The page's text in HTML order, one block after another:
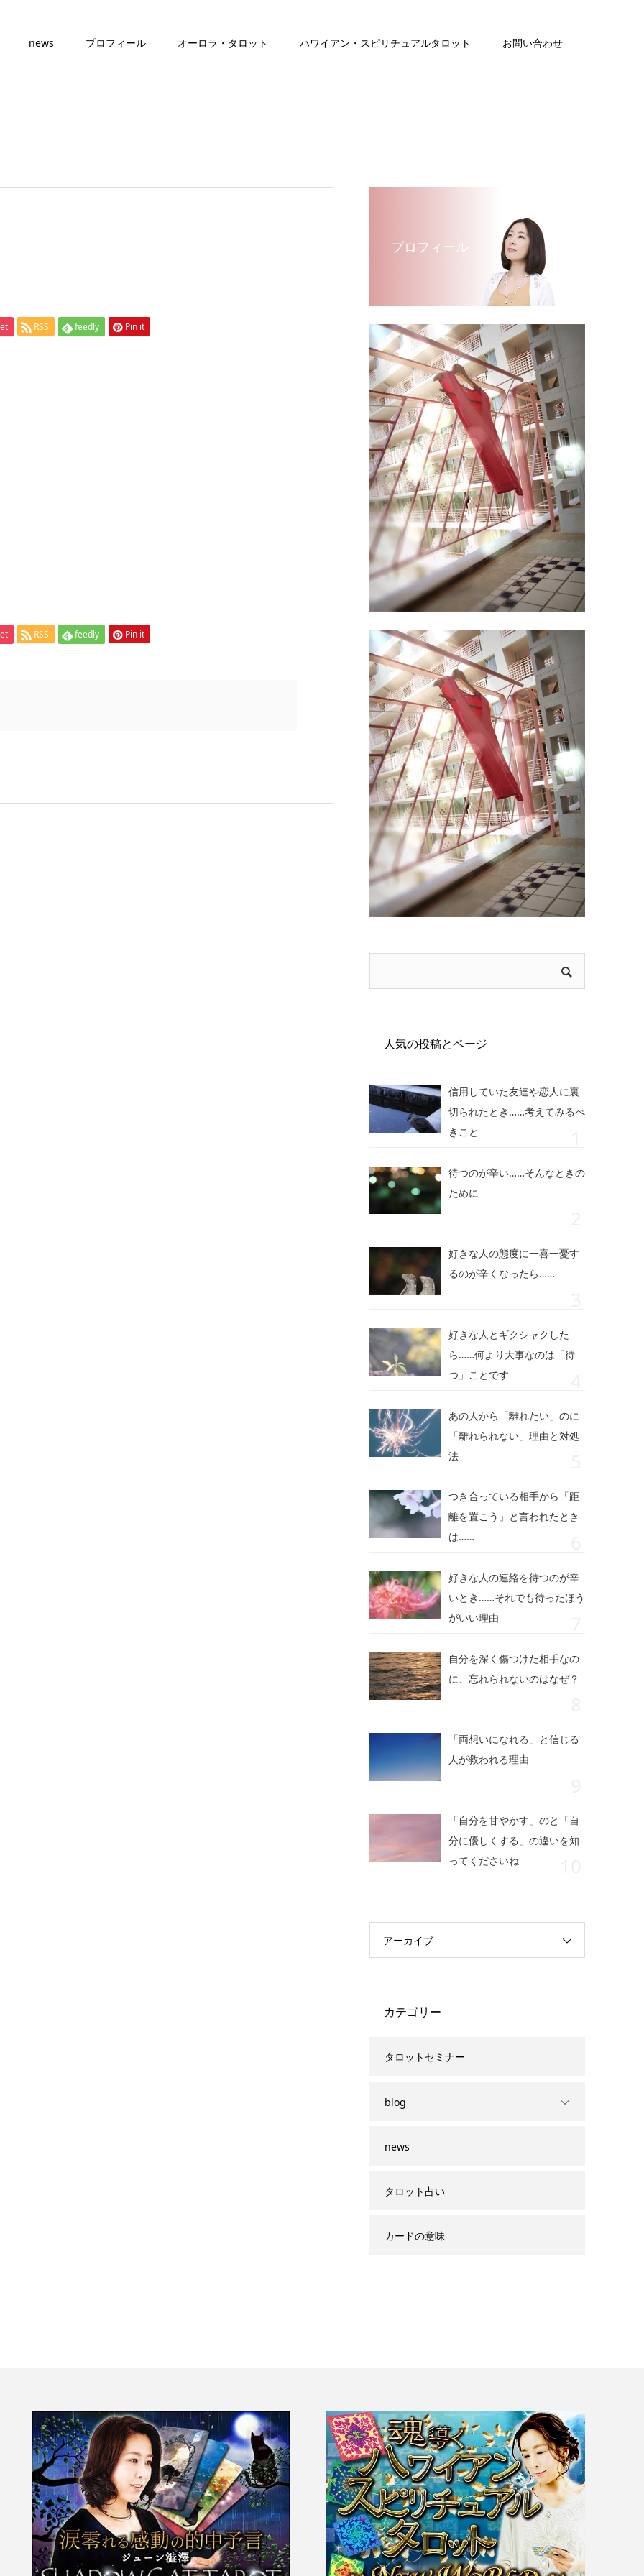
news プロフィール オーロラ・タロット ハワイアン・スピリチュアルタロット お問い合わせ
RSS feedly Pin it
RSS feedly Pin it
プロフィール
人気の投稿とページ
信用していた友達や恋人に裏
切られたとき……考えてみるべ
きこと
待つのが辛い……そんなときの
ために
好きな人の態度に一喜一憂す
るのが辛くなったら……
好きな人とギクシャクした
ら……何より大事なのは「待
つ」ことです
あの人から「離れたい」のに
「離れられない」理由と対処
法
つき合っている相手から「距
離を置こう」と言われたとき
は……
好きな人の連絡を待つのが辛
いとき……それでも待ったほう
がいい理由
自分を深く傷つけた相手なの
に、忘れられないのはなぜ？
「両想いになれる」と信じる
人が救われる理由
「自分を甘やかす」のと「自
分に優しくする」の違いを知
ってくださいね
アーカイブ
カテゴリー
タロットセミナー
blog
news
タロット占い
カードの意味